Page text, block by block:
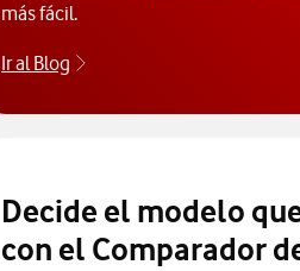
más fácil.
Ir al Blog
Descubre el blog de
Decide el modelo
con el Comparador